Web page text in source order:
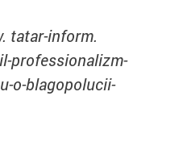
tatar-inform.
professionalizm-
o-blagopolucii-